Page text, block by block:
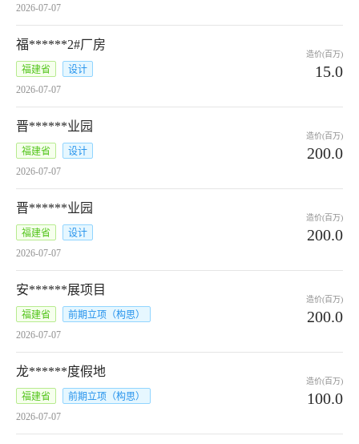
2026-07-07
福******2#厂房
福建省
设计
2026-07-07
造价(百万)
15.0
晋******业园
福建省
设计
2026-07-07
造价(百万)
200.0
晋******业园
福建省
设计
2026-07-07
造价(百万)
200.0
安******展项目
福建省
前期立项（构思）
2026-07-07
造价(百万)
200.0
龙******度假地
福建省
前期立项（构思）
2026-07-07
造价(百万)
100.0